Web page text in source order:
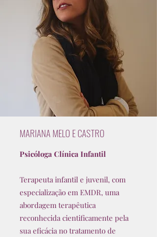
MARIANA MELO E CASTRO
Psicóloga Clínica Infantil
Terapeuta infantil e juvenil, com
especialização em EMDR, uma
abordagem terapêutica
reconhecida cientificamente pela
sua eficácia no tratamento de